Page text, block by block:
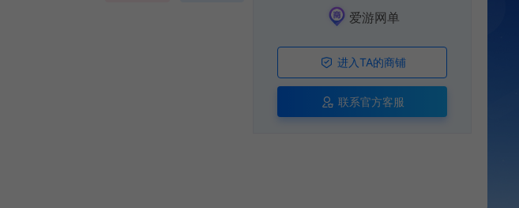
爱游网单
进入TA的商铺
联系官方客服